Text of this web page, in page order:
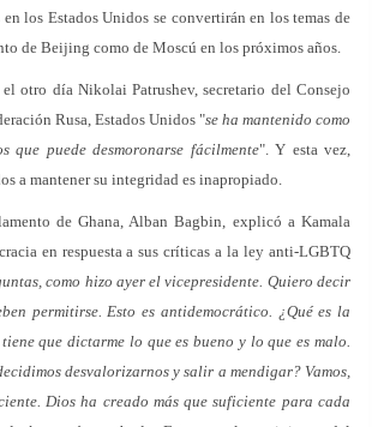
los Estados Unidos se convertirán en los temas de
de Beijing como de Moscú en los próximos años.
otro día Nikolai Patrushev, secretario del Consejo
Rusa, Estados Unidos "se ha mantenido como
que puede desmoronarse fácilmente". Y esta vez,
a mantener su integridad es inapropiado.
de Ghana, Alban Bagbin, explicó a Kamala
en respuesta a sus críticas a la ley anti-LGBTQ
como hizo ayer el vicepresidente. Quiero decir
permitirse. Esto es antidemocrático. ¿Qué es la
que dictarme lo que es bueno y lo que es malo.
desvalorizarnos y salir a mendigar? Vamos,
Dios ha creado más que suficiente para cada